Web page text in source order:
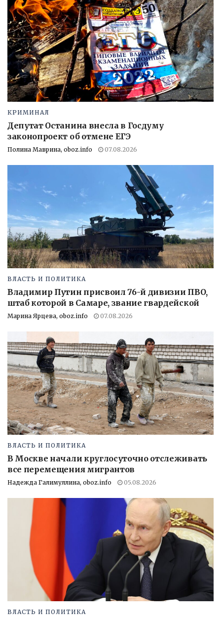
КРИМИНАЛ
Депутат Останина внесла в Госдуму
законопроект об отмене ЕГЭ
Полина Маврина, oboz.info 07.08.2026
ВЛАСТЬ И ПОЛИТИКА
Владимир Путин присвоил 76-й дивизии ПВО,
штаб которой в Самаре, звание гвардейской
Марина Ярцева, oboz.info 07.08.2026
ВЛАСТЬ И ПОЛИТИКА
В Москве начали круглосуточно отслеживать
все перемещения мигрантов
Надежда Галимуллина, oboz.info 05.08.2026
ВЛАСТЬ И ПОЛИТИКА